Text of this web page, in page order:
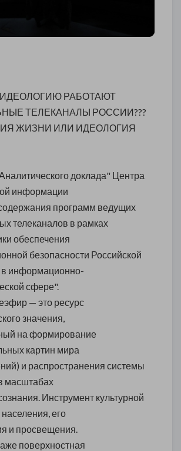
РАБОТАЮТ
ТЕЛЕКАНАЛЫ РОССИИ???
ЖИЗНИ ИЛИ ИДЕОЛОГИЯ
доклада" Центра
информации
программ ведущих
телеканалов в рамках
обеспечения
безопасности Российской
информационно-
сфере".
— это ресурс
значения,
на формирование
картин мира
и распространения системы
масштабах
Инструмент культурной
его
и просвещения.
поверхностная